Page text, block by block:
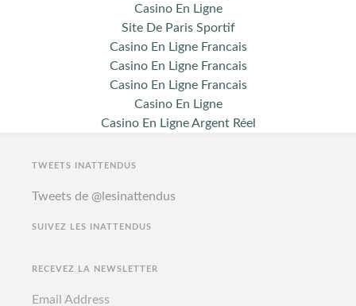
Casino En Ligne
Site De Paris Sportif
Casino En Ligne Francais
Casino En Ligne Francais
Casino En Ligne Francais
Casino En Ligne
Casino En Ligne Argent Réel
TWEETS INATTENDUS
Tweets de @lesinattendus
SUIVEZ LES INATTENDUS
RECEVEZ LA NEWSLETTER
Email Address